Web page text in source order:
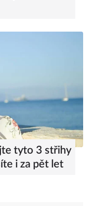
tyto 3 střihy
i za pět let